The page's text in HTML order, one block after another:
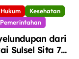
Hukum
Kesehatan
Pemerintahan
dari
Sulsel Sita 7,8